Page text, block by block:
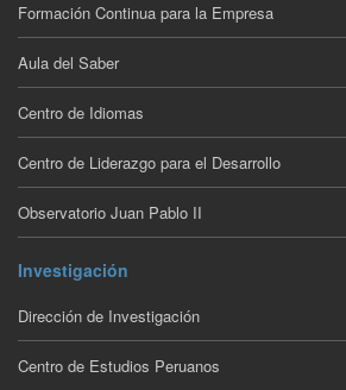
Formación Continua para la Empresa
Aula del Saber
Centro de Idiomas
Centro de Liderazgo para el Desarrollo
Observatorio Juan Pablo II
Investigación
Dirección de Investigación
Centro de Estudios Peruanos